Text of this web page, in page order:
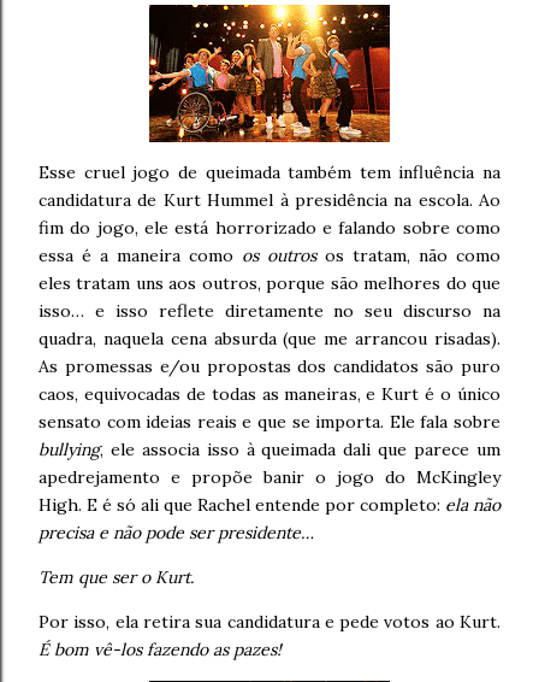
Esse cruel jogo de queimada também tem influência na
candidatura de Kurt Hummel à presidência na escola. Ao
fim do jogo, ele está horrorizado e falando sobre como
essa é a maneira como os outrosos tratam, não como
eles tratam uns aos outros, porque são melhores do que
isso… e isso reflete diretamente no seu discurso na
quadra, naquela cena absurda (que me arrancou risadas).
As promessas e/ou propostas dos candidatos são puro
caos, equivocadas de todas as maneiras, e Kurt é o único
sensato com ideias reais e que se importa. Ele fala sobre
bullying, ele associa isso à queimada dali que parece um
apedrejamento e propõe banir o jogo do McKingley
High. E é só ali que Rachel entende por completo: ela não
precisa e não pode ser presidente…
Tem que ser o Kurt.
Por isso, ela retira sua candidatura e pede votos ao Kurt.
É bom vê-los fazendo as pazes!